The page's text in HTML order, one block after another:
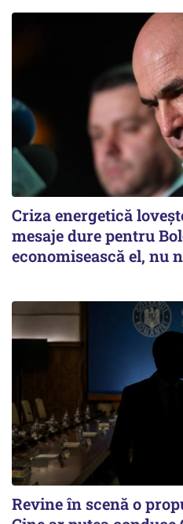
Criza energetică
mesaje dure pentru
economisească el, nu
Revine în scenă o